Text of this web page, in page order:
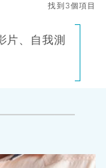
找到3個項目
片、自我測